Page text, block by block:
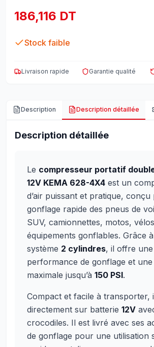
186,116 DT
Stock faible
Livraison rapide Garantie qualité
Description Description détaillée
Description détaillée
Le compresseur portatif
12V KEMA 628-4X4 est un
d’air puissant et pratique, conçu
gonflage rapide des pneus de
SUV, camionnettes, motos,
équipements gonflables. Grâce
système 2 cylindres, il offre
performance de gonflage et
maximale jusqu’à 150 PSI.
Compact et facile à transporter,
directement sur batterie 12V
crocodiles. Il est livré avec ses
de gonflage pour une utilisation